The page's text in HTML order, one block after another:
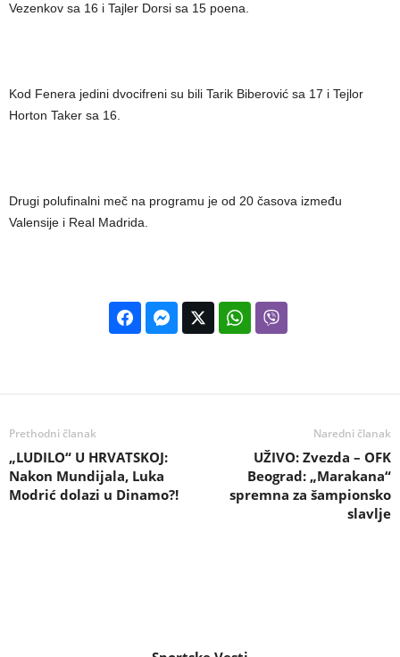
Vezenkov sa 16 i Tajler Dorsi sa 15 poena.
Kod Fenera jedini dvocifreni su bili Tarik Biberović sa 17 i Tejlor
Horton Taker sa 16.
Drugi polufinalni meč na programu je od 20 časova između
Valensije i Real Madrida.
Prethodni članak
„LUDILO“ U HRVATSKOJ:
Nakon Mundijala, Luka
Modrić dolazi u Dinamo?!
Naredni članak
UŽIVO: Zvezda – OFK
Beograd: „Marakana“
spremna za šampionsko
slavlje